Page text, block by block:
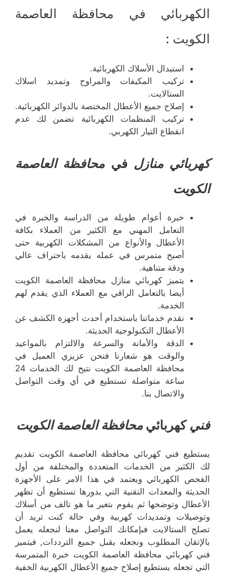
الكهربائي في محافظة العاصمة
الكويت :
استبدال الأسلاك الكهربائية.
تركيب المكيفات والمراوح وتمديد اسلاك
الستالايت.
إصلاح جميع الأعطال المختصة بالدوائر الكهربائية.
تركيب المنظمات الكهربائية تضمن لك عدم
انقطاع التيار الكهربي.
كهربائي منازل في محافظة العاصمة
الكويت
خبرة أعوام طويلة من الدراسة والخبرة في
التعامل المهني مع الكثير من العملاء بكافة
الأعطال والأنواع من المشكلات الكهربية حتى
أصبح متمرس في عمله يقدمه باحتراف عالي
ودقة متناهية.
يتميز كهربائي منازل محافظة العاصمة الكويت
أيضا بالتعامل الراقي مع العملاء الذي يقدم لهم
الخدمة.
نقدم خدماتنا باستخدام أحدث أجهزة الكشف عن
الأعطال التكنولوجية الحديثة.
الدقة والأمانة والسرعة والالتزام بالمواعيد
والوقت هو شعارنا فنحن عزيزي العميل في
محافظة العاصمة الكويت نتيح لك الخدمات 24
ساعة متواصلة تستطيع في أي وقت التواصل
والاتصال بنا.
فني كهربائي محافظة العاصمة الكويت
يستطيع فني كهربائي محافظة العاصمة الكويت تقديم
لك الكثير من الخدمات المتعددة والمختلفة من أول
الفحص الكهربائي ويعتمد في هذا الامر على الأجهزة
الحديثة والمعدات التقنية التي بدورها تستطيع أن تظهر
الأعطال وتوضحها ثم يقوم بتغير ما هو تالف من أسلاك
وتوصيلات وتمديدات كهربية وفي حالة كنت تريد أن
تصلح الستالايت فبإمكانك التواصل معنا لنجعله يعمل
بالإتقان المطلوب ونجعله يقبل جميع الترددات, فيتميز
فني كهربائي محافظة العاصمة الكويت خبرة المتمرسة
التي تجعله يستطيع إصلاح جميع الأعطال الكهربية الخفية